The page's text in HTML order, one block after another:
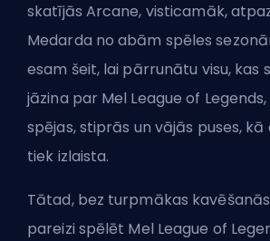
skatījās Arcane, visticamāk,
Medarda no abām spēles
esam šeit, lai pārrunātu visu, kas
jāzina par Mel League of
spējas, stiprās un vājās puses, kā
tiek izlaista.
Tātad, bez turpmākas
pareizi spēlēt Mel League of